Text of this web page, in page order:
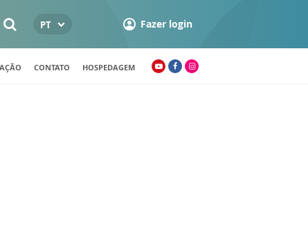
PT Fazer login
CONTATO HOSPEDAGEM